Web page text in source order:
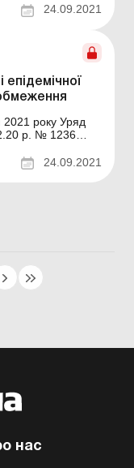
товарів, робіт і
24.09.2021
епідемічної
року Уряд
р. № 1236
із метою
гострої
24.09.2021
нас